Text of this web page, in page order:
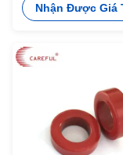
cho Choke
Nhận Được Giá